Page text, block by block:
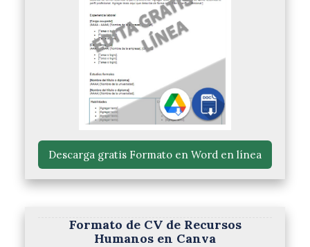
Descarga gratis Formato en Word en línea
Formato de CV de Recursos
Humanos en Canva